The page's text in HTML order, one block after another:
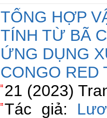
TỔNG HỢP
TÍNH TỪ BÃ
ỨNG DỤNG
CONGO RED
21 (2023)
Tác giả: